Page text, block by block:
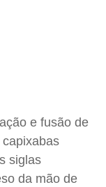
e fusão de
siglas
da mão de